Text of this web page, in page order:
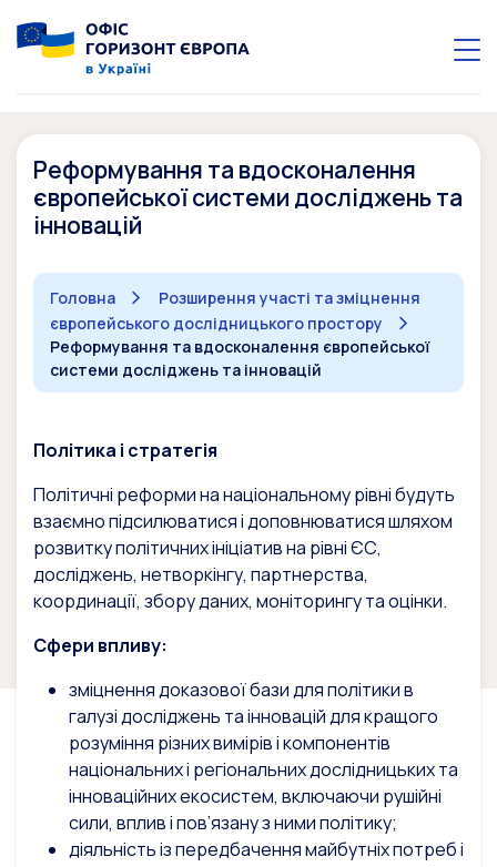
Реформування та вдосконалення
європейської системи досліджень та
інновацій
Головна
Розширення участі та зміцнення
європейського дослідницького простору
Реформування та вдосконалення європейської
системи досліджень та інновацій
Політика і стратегія
Політичні реформи на національному рівні будуть
взаємно підсилюватися і доповнюватися шляхом
розвитку політичних ініціатив на рівні ЄС,
досліджень, нетворкінгу, партнерства,
координації, збору даних, моніторингу та оцінки.
Сфери впливу:
зміцнення доказової бази для політики в
галузі досліджень та інновацій для кращого
розуміння різних вимірів і компонентів
національних і регіональних дослідницьких та
інноваційних екосистем, включаючи рушійні
сили, вплив і пов’язану з ними політику;
діяльність із передбачення майбутніх потреб і